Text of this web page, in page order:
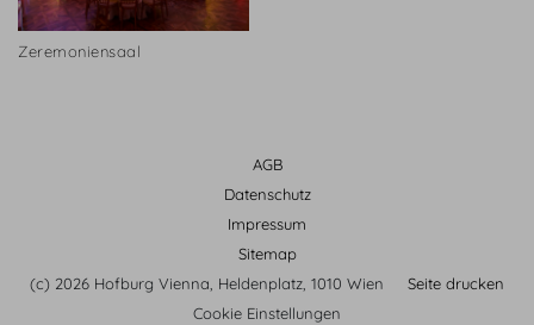
Zeremoniensaal
AGB
Datenschutz
Impressum
Sitemap
(c) 2026 Hofburg Vienna, Heldenplatz, 1010 Wien
Seite drucken
Cookie Einstellungen